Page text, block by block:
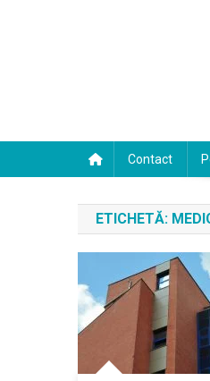
Contact
ETICHETĂ: